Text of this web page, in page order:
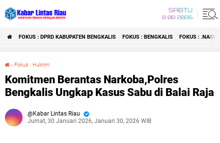
SABTU
8 08 2026
FOKUS : DPRD KABUPATEN BENGKALIS FOKUS : BENGKALIS FOKUS :
› Fokus : Hukrim
Komitmen Berantas Narkoba,Polres
Bengkalis Ungkap Kasus Sabu di Balai Raja
Kabar Lintas Riau
Jumat, 30 Januari 2026, Januari 30, 2026 WIB